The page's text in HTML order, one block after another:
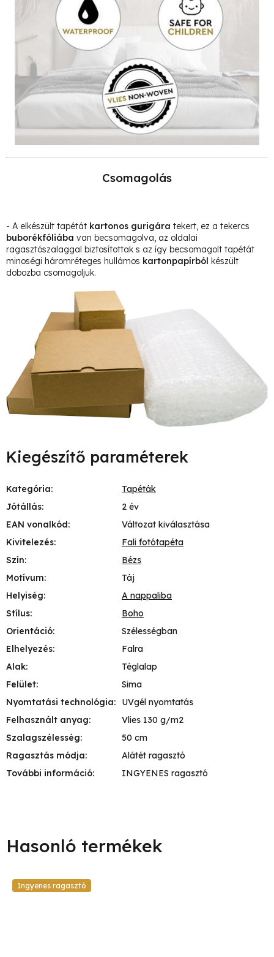
Csomagolás
- A elkészült tapétát kartonos gurigára tekert, ez a tekercs
buborékfóliába van becsomagolva, az oldalai
ragasztószalaggal biztosítottak s az így becsomagolt tapétát
minoségi háromréteges hullámos kartonpapírból készült
dobozba csomagoljuk.
Kiegészítő paraméterek
Kategória:
Tapéták
Jótállás:
2 év
EAN vonalkód:
Változat kiválasztása
Kivitelezés:
Fali fotótapéta
Szín:
Bézs
Motívum:
Táj
Helyiség:
A nappaliba
Stílus:
Boho
Orientáció:
Szélességban
Elhelyezés:
Falra
Alak:
Téglalap
Felület:
Sima
Nyomtatási technológia:
UVgél nyomtatás
Felhasznált anyag:
Vlies 130 g/m2
Szalagszélesség:
50 cm
Ragasztás módja:
Alátét ragasztó
További információ: INGYENES ragasztó
Ingyenes ragasztó